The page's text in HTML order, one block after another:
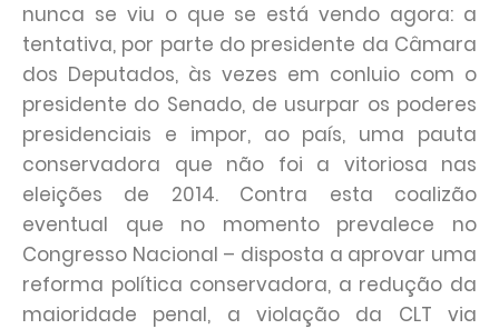
nunca se viu o que se está vendo agora: a
tentativa, por parte do presidente da Câmara
dos Deputados, às vezes em conluio com o
presidente do Senado, de usurpar os poderes
presidenciais e impor, ao país, uma pauta
conservadora que não foi a vitoriosa nas
eleições de 2014. Contra esta coalizão
eventual que no momento prevalece no
Congresso Nacional – disposta a aprovar uma
reforma política conservadora, a redução da
maioridade penal, a violação da CLT via